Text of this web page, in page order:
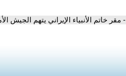
- مقر خاتم الأنبياء الإيراني يتهم الجيش